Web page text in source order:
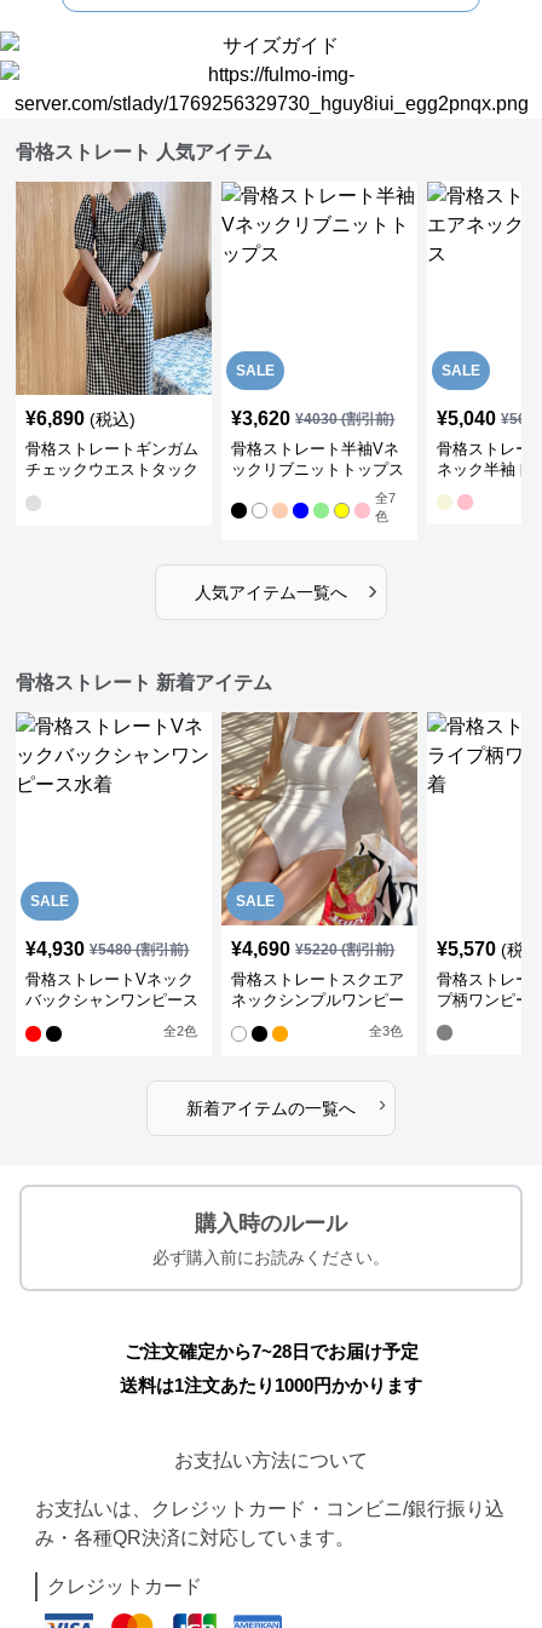
骨格ストレート 人気アイテム
¥6,890 (税込)
骨格ストレートギンガム
チェックウエストタック
SALE
¥3,620 ¥4030(割引前)
骨格ストレート半袖Vネ
ックリブニットトップス
全7
色
SALE
¥5,040 ¥
骨格ストレー
ネック半袖ト
人気アイテム一覧へ ›
骨格ストレート 新着アイテム
SALE
¥4,930 ¥5480(割引前)
骨格ストレートVネック
バックシャンワンピース
全2色
SALE
¥4,690 ¥5220(割引前)
骨格ストレートスクエア
ネックシンプルワンピー
全3色
¥5,570 (税
骨格ストレー
プ柄ワンピー
新着アイテムの一覧へ ›
購入時のルール
必ず購入前にお読みください。
ご注文確定から7~28日でお届け予定
送料は1注文あたり 1000円かかります
お支払い方法について
お支払いは、クレジットカード・コンビニ/銀行振り込
み・各種QR決済に対応しています。
クレジットカード